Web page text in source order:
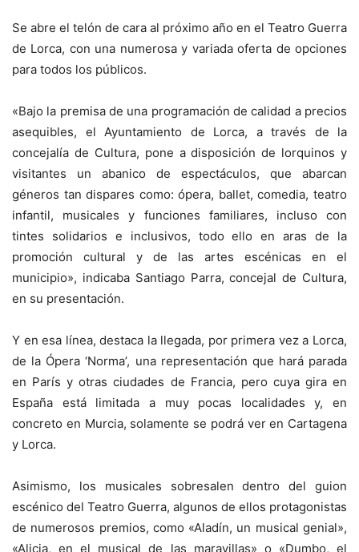
Se abre el telón de cara al próximo año en el Teatro Guerra
de Lorca, con una numerosa y variada oferta de opciones
para todos los públicos.
«Bajo la premisa de una programación de calidad a precios
asequibles, el Ayuntamiento de Lorca, a través de la
concejalía de Cultura, pone a disposición de lorquinos y
visitantes un abanico de espectáculos, que abarcan
géneros tan dispares como: ópera, ballet, comedia, teatro
infantil, musicales y funciones familiares, incluso con
tintes solidarios e inclusivos, todo ello en aras de la
promoción cultural y de las artes escénicas en el
municipio», indicaba Santiago Parra, concejal de Cultura,
en su presentación.
Y en esa línea, destaca la llegada, por primera vez a Lorca,
de la Ópera ‘Norma’, una representación que hará parada
en París y otras ciudades de Francia, pero cuya gira en
España está limitada a muy pocas localidades y, en
concreto en Murcia, solamente se podrá ver en Cartagena
y Lorca.
Asimismo, los musicales sobresalen dentro del guion
escénico del Teatro Guerra, algunos de ellos protagonistas
de numerosos premios, como «Aladín, un musical genial»,
«Alicia, en el musical de las maravillas» o «Dumbo, el